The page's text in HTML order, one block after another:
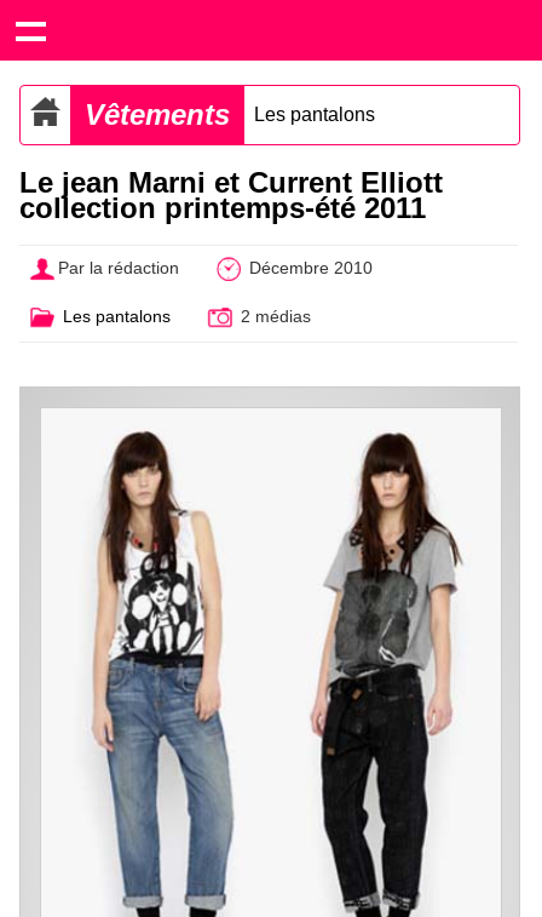
Vêtements Les pantalons
Le jean Marni et Current Elliott
collection printemps-été 2011
Par la rédaction Décembre 2010
Les pantalons 2 médias